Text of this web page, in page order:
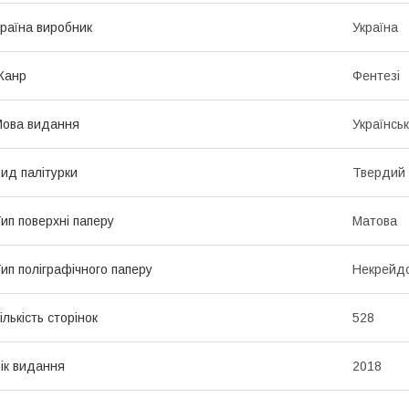
виробник Україна
Фентезі
видання
палітурки Твердий
поверхні паперу Матова
поліграфічного паперу
сторінок 528
видання 2018